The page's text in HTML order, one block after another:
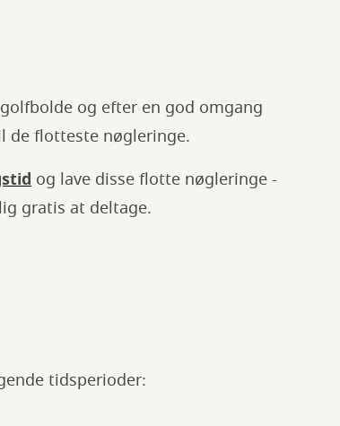
og efter en god omgang
de flotteste nøgleringe.
og lave disse flotte nøgleringe -
gratis at deltage.
tidsperioder: